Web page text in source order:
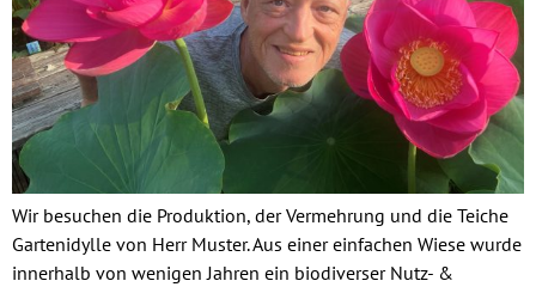
Wir besuchen die Produktion, der Vermehrung und die Teiche
Gartenidylle von Herr Muster. Aus einer einfachen Wiese wurde
innerhalb von wenigen Jahren ein biodiverser Nutz- &